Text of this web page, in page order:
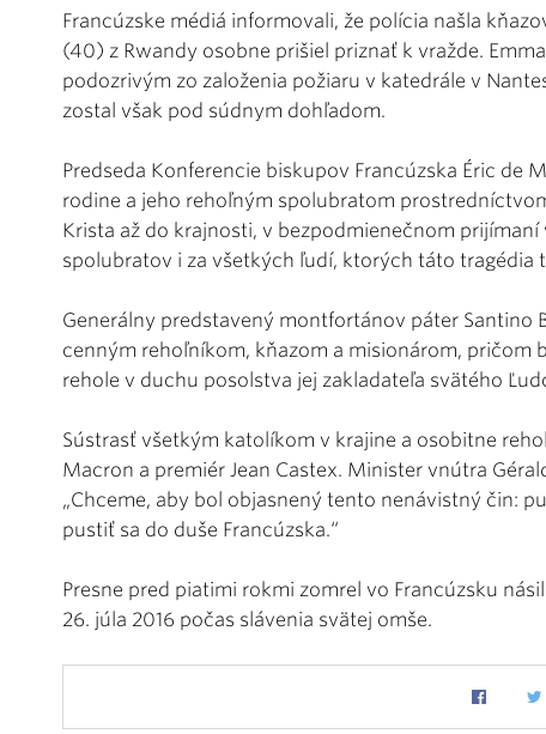
Francúzske médiá informovali, že polícia našla
(40) z Rwandy osobne prišiel priznať k vražde.
podozrivým zo založenia požiaru v katedrále v
zostal však pod súdnym dohľadom.
Predseda Konferencie biskupov Francúzska Éric de
rodine a jeho rehoľným spolubratom
Krista až do krajnosti, v bezpodmienečnom
spolubratov i za všetkých ľudí, ktorých táto tragédia
Generálny predstavený montfortánov páter Santino
cenným rehoľníkom, kňazom a misionárom,
rehole v duchu posolstva jej zakladateľa svätého
Sústrasť všetkým katolíkom v krajine a osobitne
Macron a premiér Jean Castex. Minister vnútra
„Chceme, aby bol objasnený tento nenávistný čin:
pustiť sa do duše Francúzska.“
Presne pred piatimi rokmi zomrel vo Francúzsku
26. júla 2016 počas slávenia svätej omše.